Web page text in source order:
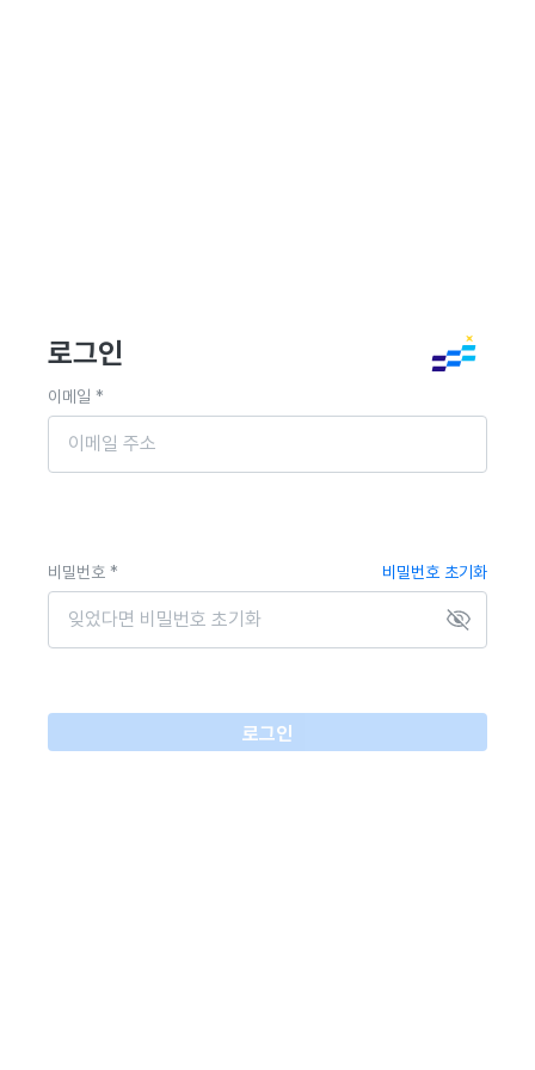
로그인
이메일 *
비밀번호 * 비밀번호 초기화
로그인